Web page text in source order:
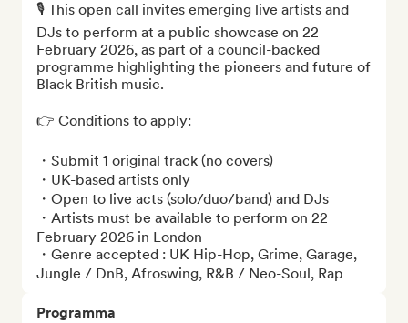
🎙️ This open call invites emerging live artists and
DJs to perform at a public showcase on 22
February 2026, as part of a council-backed
programme highlighting the pioneers and future of
Black British music.
👉 Conditions to apply:
・Submit 1 original track (no covers)
・UK-based artists only
・Open to live acts (solo/duo/band) and DJs
・Artists must be available to perform on 22
February 2026 in London
・Genre accepted : UK Hip-Hop, Grime, Garage,
Jungle / DnB, Afroswing, R&B / Neo-Soul, Rap
Programma